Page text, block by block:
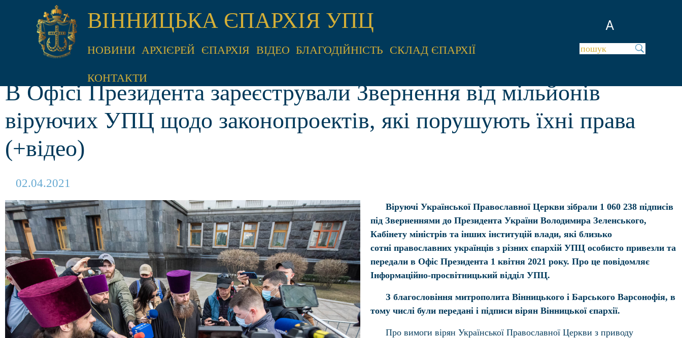
A
ВІННИЦЬКА ЄПАРХІЯ УПЦ
НОВИНИ АРХІЄРЕЙ ЄПАРХІЯ ВІДЕО БЛАГОДІЙНІСТЬ СКЛАД ЄПАРХІЇ
КОНТАКТИ
В Офісі Президента зареєстрували Звернення від мільйонів
віруючих УПЦ щодо законопроектів, які порушують їхні права
(+відео)
02.04.2021
Віруючі Української Православної Церкви зібрали 1 060 238 підписів
під Зверненнями до Президента України Володимира Зеленського,
Кабінету міністрів та інших інституцій влади, які близько
сотні православних українців з різних єпархій УПЦ особисто привезли та
передали в Офіс Президента 1 квітня 2021 року. Про це повідомляє
Інформаційно-просвітницький відділ УПЦ.
З благословіння митрополита Вінницького і Барського Варсонофія, в
тому числі були передані і підписи вірян Вінницької єпархії.
Про вимоги вірян Української Православної Церкви з приводу